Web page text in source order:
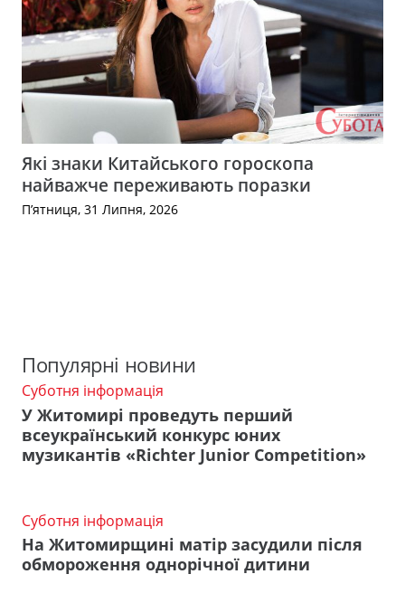
Які знаки Китайського гороскопа
найважче переживають поразки
П’ятниця, 31 Липня, 2026
Популярні новини
Суботня інформація
У Житомирі проведуть перший
всеукраїнський конкурс юних
музикантів «Richter Junior Competition»
Суботня інформація
На Житомирщині матір засудили після
обмороження однорічної дитини